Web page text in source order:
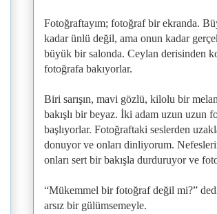
Fotoğraftayım; fotoğraf bir ekranda.
kadar ünlü değil, ama onun kadar
büyük bir salonda. Ceylan derisinden
fotoğrafa bakıyorlar.
Biri sarışın, mavi gözlü, kilolu bir
bakışlı bir beyaz. İki adam uzun uzun
başlıyorlar. Fotoğraftaki seslerden
donuyor ve onları dinliyorum.
onları sert bir bakışla durduruyor ve
“Mükemmel bir fotoğraf değil mi?”
arsız bir gülümsemeyle.